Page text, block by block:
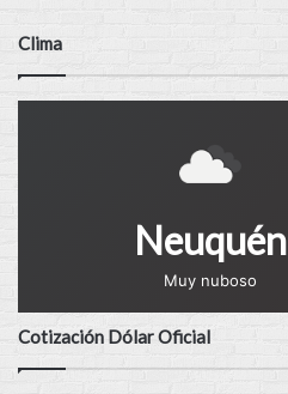
Clima
Neuquén
Muy nuboso
Cotización Dólar Oficial